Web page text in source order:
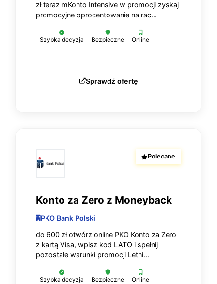
zł teraz mKonto Intensive w promocji zyskaj
promocyjne oprocentowanie na rac...
Szybka decyzja Bezpieczne Online
Sprawdź ofertę
Polecane
Konto za Zero z Moneyback
PKO Bank Polski
do 600 zł otwórz online PKO Konto za Zero
z kartą Visa, wpisz kod LATO i spełnij
pozostałe warunki promocji Letni...
Szybka decyzja Bezpieczne Online